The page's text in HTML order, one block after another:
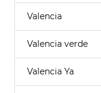
Valencia
Valencia verde
Valencia Ya